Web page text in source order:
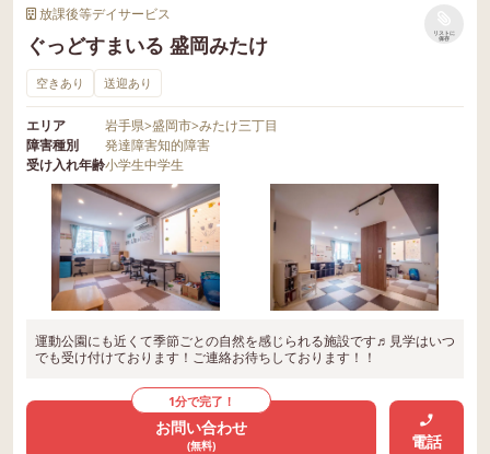
放課後等デイサービス
ぐっどすまいる 盛岡みたけ
リストに
保存
空きあり 送迎あり
エリア 岩手県>盛岡市>みたけ三丁目
障害種別
発達障害知的障害
受け入れ年齢小学生中学生
運動公園にも近くて季節ごとの自然を感じられる施設です♬見学はいつ
でも受け付けております！ご連絡お待ちしております！！
1分で完了！
お問い合わせ
(無料) 電話